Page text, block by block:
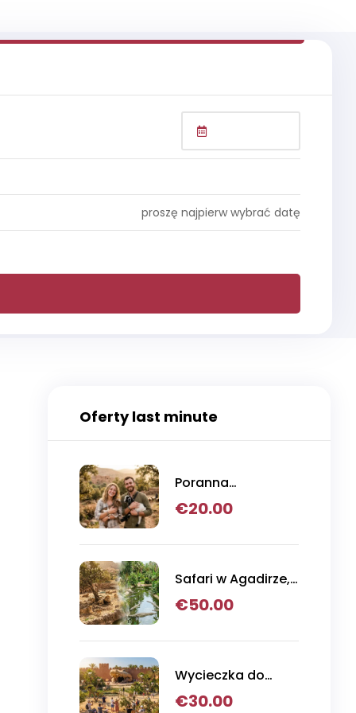
proszę najpierw wybrać datę
Oferty last minute
Poranna
wycieczka z
wspinaczkowych
arganowe
€20.00
Safari w Agadirze,
Crocoparc i
lwów
€50.00
Wycieczka do
parku krokodyli i
€30.00